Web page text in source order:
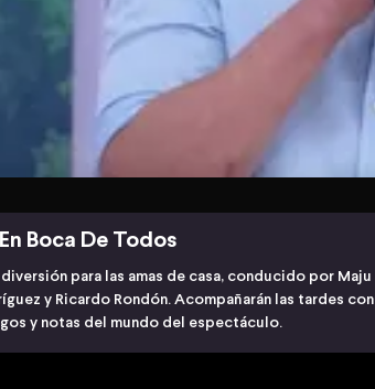
En Boca De Todos
para las amas de casa, conducido por Maju
y Ricardo Rondón. Acompañarán las tardes con
y notas del mundo del espectáculo.